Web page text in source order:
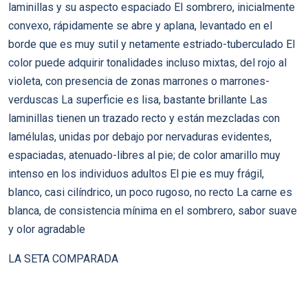
laminillas y su aspecto espaciado El sombrero, inicialmente
convexo, rápidamente se abre y aplana, levantado en el
borde que es muy sutil y netamente estriado-tuberculado El
color puede adquirir tonalidades incluso mixtas, del rojo al
violeta, con presencia de zonas marrones o marrones-
verduscas La superficie es lisa, bastante brillante Las
laminillas tienen un trazado recto y están mezcladas con
lamélulas, unidas por debajo por nervaduras evidentes,
espaciadas, atenuado-libres al pie; de color amarillo muy
intenso en los individuos adultos El pie es muy frágil,
blanco, casi cilíndrico, un poco rugoso, no recto La carne es
blanca, de consistencia mínima en el sombrero, sabor suave
y olor agradable
LA SETA COMPARADA